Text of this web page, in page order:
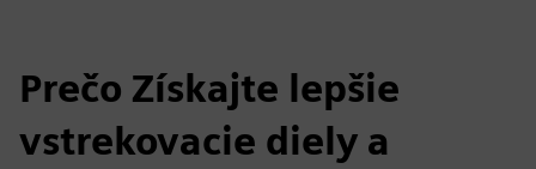
Prečo Získajte lepšie
vstrekovacie diely a